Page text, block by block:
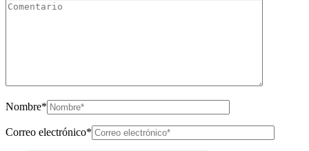
Nombre*
Correo electrónico*